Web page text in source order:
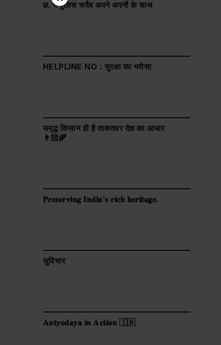
छ. ग पुलिस सदैव अपने अपनों के साथ
HELPLINE NO : सुरक्षा का भरोसा
समृद्ध किसान ही है ताकतवर देश का आधार
👨🏻‍🌾
𝐏𝐫𝐞𝐬𝐞𝐫𝐯𝐢𝐧𝐠 𝐈𝐧𝐝𝐢𝐚’𝐬 𝐫𝐢𝐜𝐡 𝐡𝐞𝐫𝐢𝐭𝐚𝐠𝐞.
सुविचार
𝐀𝐧𝐭𝐲𝐨𝐝𝐚𝐲𝐚 𝐢𝐧 𝐀𝐜𝐭𝐢𝐨𝐧 🇮🇳